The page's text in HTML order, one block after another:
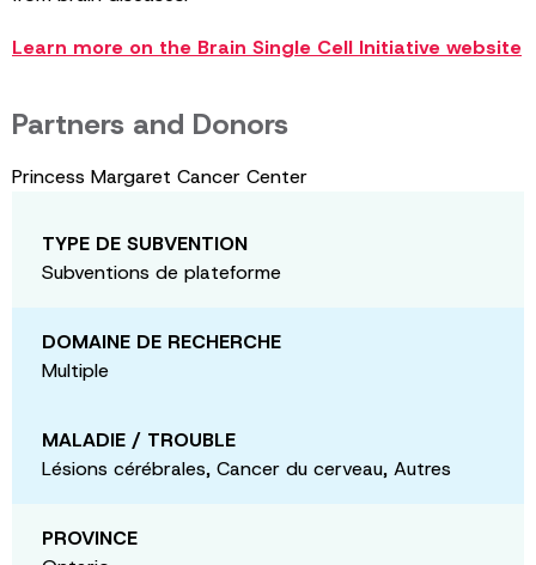
Learn more on the Brain Single Cell Initiative website
Partners and Donors
Princess Margaret Cancer Center
TYPE DE SUBVENTION
Subventions de plateforme
DOMAINE DE RECHERCHE
Multiple
MALADIE / TROUBLE
Lésions cérébrales, Cancer du cerveau, Autres
PROVINCE